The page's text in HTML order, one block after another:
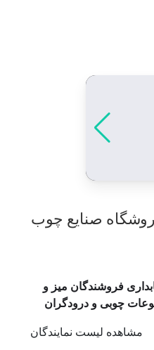
صنایع چوب
فروشندگان میز و
چوبی و درودگران
مشاهده لیست نمایندگان